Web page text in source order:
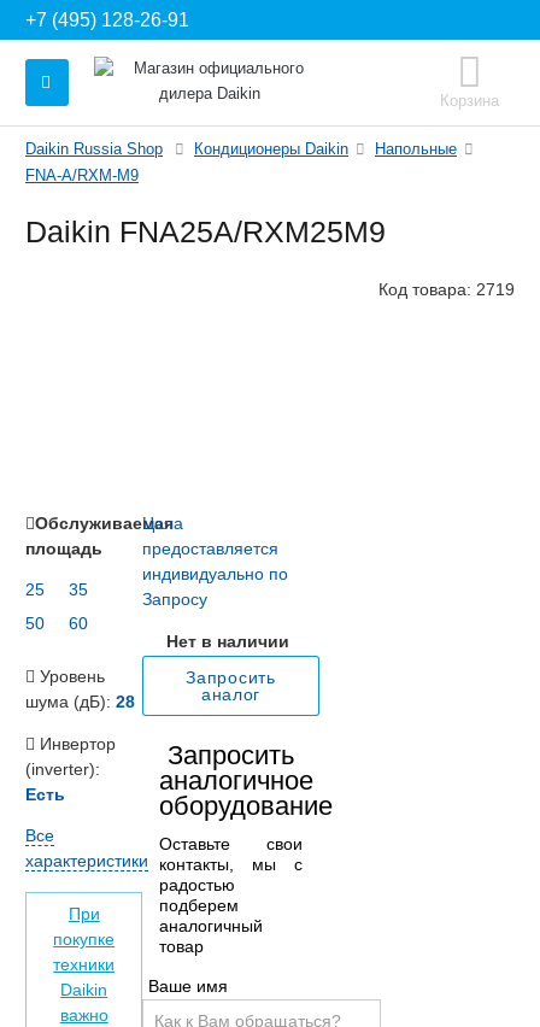
+7 (495) 128-26-91
Корзина
Daikin Russia Shop Кондиционеры Daikin
Напольные
FNA-A/RXM-M9
Daikin FNA25A/RXM25M9
Код товара: 2719
Цена
предоставляется
индивидуально по
Запросу
Нет в наличии
Запросить
аналог
Запросить
аналогичное
оборудование
Оставьте свои
контакты, мы с
радостью
подберем
аналогичный
товар
Ваше имя
Обслуживаемая
площадь
25
35
50
60
Уровень
шума (дБ): 28
Инвертор
(inverter):
Есть
Все
характеристики
При
покупке
техники
Daikin
важно